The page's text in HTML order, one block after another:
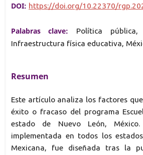
DOI: https://doi.org/10.22370/
Palabras clave:
Política pública,
Infraestructura física educativa,
Resumen
Este artículo analiza los factores
éxito o fracaso del programa
estado de Nuevo León,
implementada en todos los
Mexicana, fue diseñada tras la